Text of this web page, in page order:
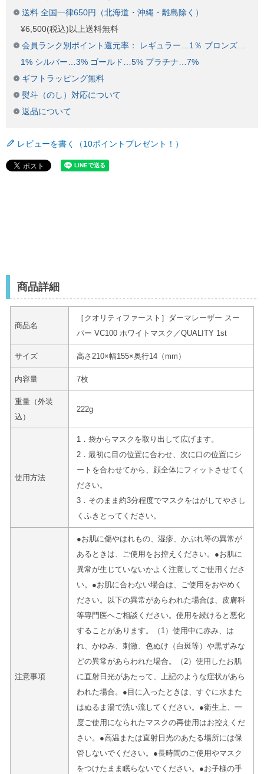
送料 全国一律650円（北海道・沖縄・離島除く）
¥6,500(税込)以上送料無料
会員ランク別ポイント還元率： レギュラー…1％ ブロンズ…
1% シルバー…3% ゴールド…5% プラチナ…7%
ギフトラッピング無料
熨斗（のし）対応について
返品について
レビューを書く（10ポイントプレゼント！）
商品詳細
商品名
［クオリティファースト］ダーマレーザー スー
パー VC100 ホワイトマスク／QUALITY 1st
サイズ 高さ210×幅155×奥行14（mm）
内容量 7枚
重量（外装
込）
222g
使用方法
1．袋からマスクを取り出して広げます。
2．最初に目の位置に合わせ、次に口の位置にシ
ートを合わせてから、顔全体にフィットさせてく
ださい。
3．そのまま約3分程度でマスクをはがしてやさし
くふきとってください。
注意事項
●お肌に傷やはれもの、湿疹、かぶれ等の異常が
あるときは、ご使用をお控えください。●お肌に
異常が生じていないかよく注意してご使用くださ
い。●お肌に合わない場合は、ご使用をおやめく
ださい。以下の異常があらわれた場合は、皮膚科
等専門医へご相談ください。使用を続けると悪化
することがあります。（1）使用中に赤み、は
れ、かゆみ、刺激、色ぬけ（白斑等）や黒ずみな
どの異常があらわれた場合。（2）使用したお肌
に直射日光があたって、上記のような症状があら
われた場合。●目に入ったときは、すぐに水また
はぬるま湯で洗い流してください。●衛生上、一
度ご使用になられたマスクの再使用はお控えくだ
さい。●高温または直射日光のあたる場所には保
管しないでください。●長時間のご使用やマスク
をつけたまま眠らないでください。●お子様の手